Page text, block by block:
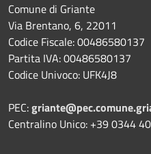
Comune di Griante
Via Brentano, 6, 22011
Codice Fiscale: 00486580137
Partita IVA: 00486580137
Codice Univoco: UFK4J8
PEC:
Centralino Unico: +39 0344